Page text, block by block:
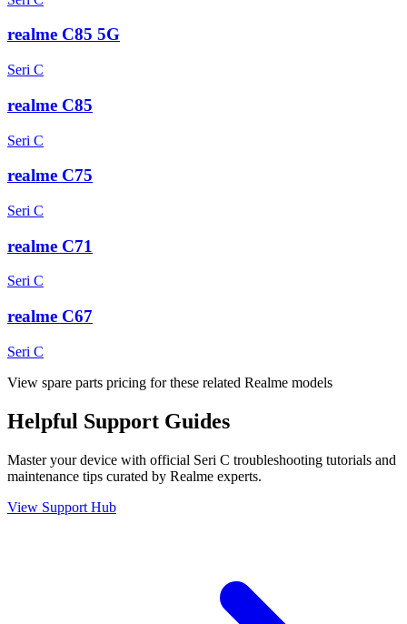
realme C85 5G
Seri C
realme C85
Seri C
realme C75
Seri C
realme C71
Seri C
realme C67
Seri C
View spare parts pricing for these related Realme models
Helpful Support Guides
Master your device with official Seri C troubleshooting tutorials and
maintenance tips curated by Realme experts.
View Support Hub